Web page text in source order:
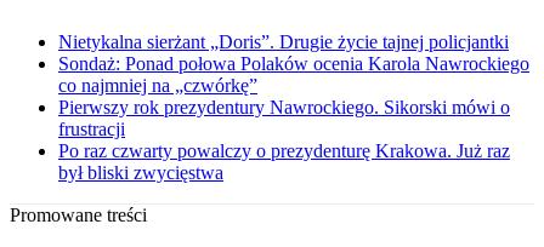
Nietykalna sierżant „Doris”. Drugie życie tajnej policjantki
Sondaż: Ponad połowa Polaków ocenia Karola Nawrockiego
co najmniej na „czwórkę”
Pierwszy rok prezydentury Nawrockiego. Sikorski mówi o
frustracji
Po raz czwarty powalczy o prezydenturę Krakowa. Już raz
był bliski zwycięstwa
Promowane treści